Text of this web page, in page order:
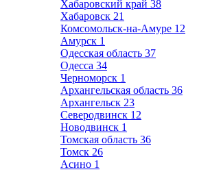
Хабаровский край 38
Хабаровск 21
Комсомольск-на-Амуре 12
Амурск 1
Одесская область 37
Одесса 34
Черноморск 1
Архангельская область 36
Архангельск 23
Северодвинск 12
Новодвинск 1
Томская область 36
Томск 26
Асино 1